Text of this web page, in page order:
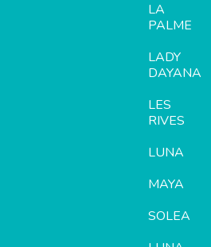
LA
PALME
LADY
DAYANA
LES
RIVES
LUNA
MAYA
SOLEA